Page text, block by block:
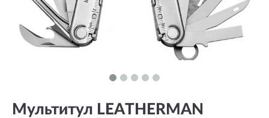
Мультитул LEATHERMAN